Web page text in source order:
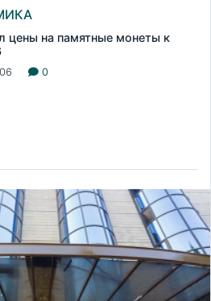
цены на памятные монеты к
0